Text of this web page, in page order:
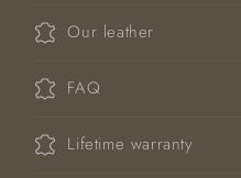
o
n
t
e
n
u
Our leather
FAQ
Lifetime warranty